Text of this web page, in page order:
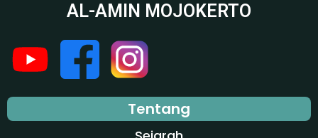
AL-AMIN MOJOKERTO
Tentang